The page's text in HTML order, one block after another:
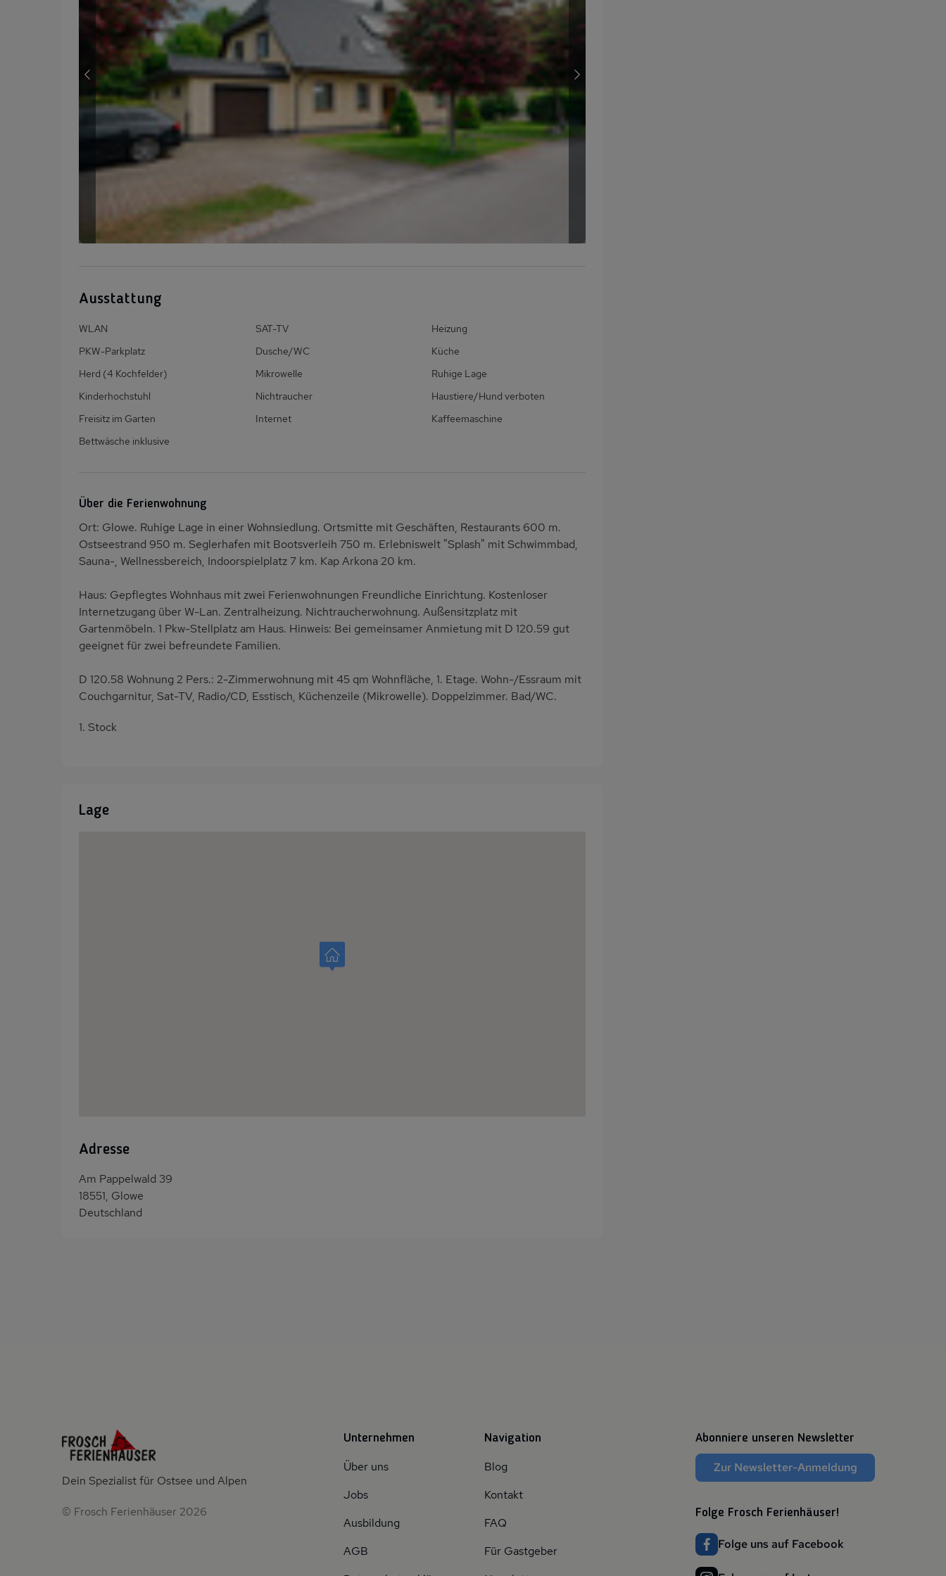
Ausstattung
WLAN SAT-TV
Heizung
PKW-Parkplatz
Dusche/WC
Küche
Herd (4 Kochfelder)
Mikrowelle
Ruhige Lage
Kinderhochstuhl
Nichtraucher
Haustiere/Hund verboten
Freisitz im Garten
Internet
Kaffeemaschine
Bettwäsche inklusive
Über die Ferienwohnung
Ort: Glowe. Ruhige Lage in einer Wohnsiedlung. Ortsmitte mit Geschäften, Restaurants 600 m.
Ostseestrand 950 m. Seglerhafen mit Bootsverleih 750 m. Erlebniswelt "Splash" mit Schwimmbad,
Sauna-, Wellnessbereich, Indoorspielplatz 7 km. Kap Arkona 20 km.
Haus: Gepflegtes Wohnhaus mit zwei Ferienwohnungen Freundliche Einrichtung. Kostenloser
Internetzugang über W-Lan. Zentralheizung. Nichtraucherwohnung. Außensitzplatz mit
Gartenmöbeln. 1 Pkw-Stellplatz am Haus. Hinweis: Bei gemeinsamer Anmietung mit D 120.59 gut
geeignet für zwei befreundete Familien.
D 120.58 Wohnung 2 Pers.: 2-Zimmerwohnung mit 45 qm Wohnfläche, 1. Etage. Wohn-/Essraum mit
Couchgarnitur, Sat-TV, Radio/CD, Esstisch, Küchenzeile (Mikrowelle). Doppelzimmer. Bad/WC.
1. Stock
Lage
Adresse
Am Pappelwald 39
18551, Glowe
Deutschland
Dein Spezialist für Ostsee und Alpen
© Frosch Ferienhäuser 2026
Unternehmen
Über uns
Jobs
Ausbildung
AGB
Navigation
Blog
Kontakt
FAQ
Für Gastgeber
Abonniere unseren Newsletter
Zur Newsletter-Anmeldung
Folge Frosch Ferienhäuser!
Folge uns auf Facebook